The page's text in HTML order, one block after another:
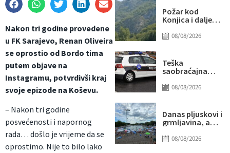
Nakon tri godine provedene
u FK Sarajevo, Renan Oliveira
se oprostio od Bordo tima
putem objave na
Instagramu, potvrdivši kraj
svoje epizode na Koševu.
– Nakon tri godine
posvećenosti i napornog
rada… došlo je vrijeme da se
oprostimo. Nije to bilo lako
pridružio
kampanji
zastrašivanja
Bošnjaka!
Požar kod
Konjica i dalje
manjeg
terenu
08/08/2026
Teška
saobraćajna
Teretno vozilo
biciklistu
08/08/2026
Danas pljuskovi i
grmljavina, a
toplotni talas
08/08/2026